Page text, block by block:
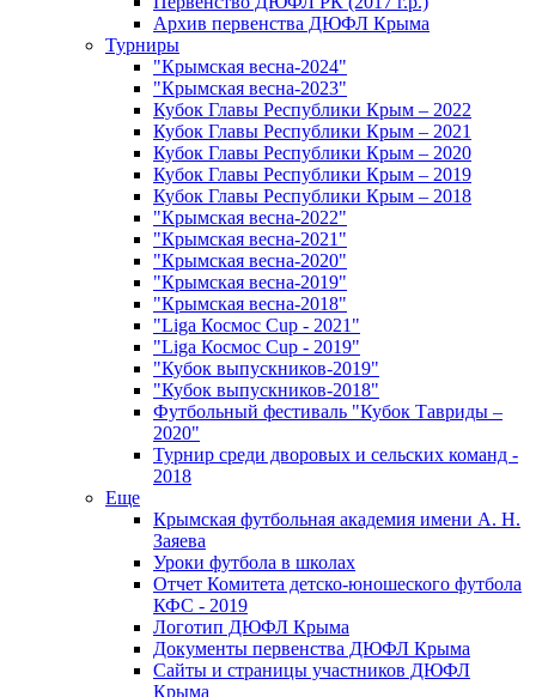
Архив первенства ДЮФЛ Крыма
Турниры
"Крымская весна-2024"
"Крымская весна-2023"
Кубок Главы Республики Крым – 2022
Кубок Главы Республики Крым – 2021
Кубок Главы Республики Крым – 2020
Кубок Главы Республики Крым – 2019
Кубок Главы Республики Крым – 2018
"Крымская весна-2022"
"Крымская весна-2021"
"Крымская весна-2020"
"Крымская весна-2019"
"Крымская весна-2018"
"Liga Космос Cup - 2021"
"Liga Космос Cup - 2019"
"Кубок выпускников-2019"
"Кубок выпускников-2018"
Футбольный фестиваль "Кубок Тавриды –
2020"
Турнир среди дворовых и сельских команд -
2018
Еще
Крымская футбольная академия имени А. Н.
Заяева
Уроки футбола в школах
Отчет Комитета детско-юношеского футбола
КФС - 2019
Логотип ДЮФЛ Крыма
Документы первенства ДЮФЛ Крыма
Сайты и страницы участников ДЮФЛ
Крыма